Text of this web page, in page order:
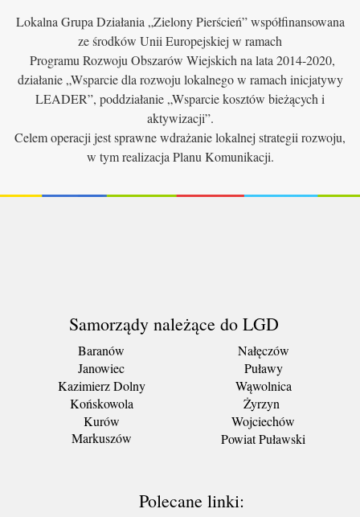
Lokalna Grupa Działania „Zielony Pierścień” współfinansowana
ze środków Unii Europejskiej w ramach
Programu Rozwoju Obszarów Wiejskich na lata 2014-2020,
działanie „Wsparcie dla rozwoju lokalnego w ramach inicjatywy
LEADER”, poddziałanie „Wsparcie kosztów bieżących i
aktywizacji”.
Celem operacji jest sprawne wdrażanie lokalnej strategii rozwoju,
w tym realizacja Planu Komunikacji.
Samorządy należące do LGD
Baranów
Janowiec
Kazimierz Dolny
Końskowola
Kurów
Markuszów
Nałęczów
Puławy
Wąwolnica
Żyrzyn
Wojciechów
Powiat Puławski
Polecane linki: